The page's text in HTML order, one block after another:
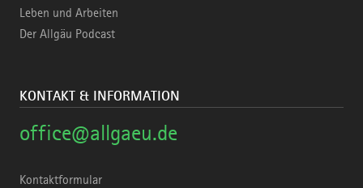
Leben und Arbeiten
Der Allgäu Podcast
KONTAKT & INFORMATION
office@allgaeu.de
Kontaktformular